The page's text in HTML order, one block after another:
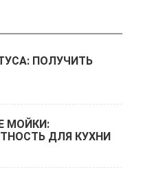
ПОЛУЧИТЬ
МОЙКИ:
ДЛЯ КУХНИ